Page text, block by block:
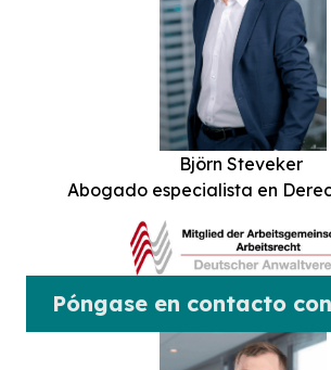
Björn Steveker
Abogado especialista en
Póngase en contacto